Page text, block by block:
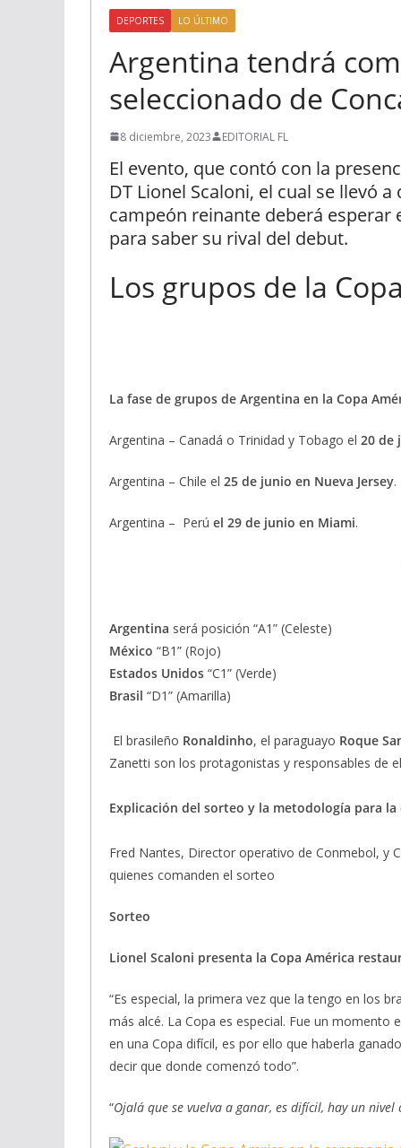
DEPORTES LO ÚLTIMO
Argentina tendrá
seleccionado de
8 diciembre, 2023 EDITORIAL FL
El evento, que contó con la
DT Lionel Scaloni, el cual se llevó
campeón reinante deberá esperar
para saber su rival del debut.
Los grupos de la
La fase de grupos de Argentina en la Copa
Argentina – Canadá o Trinidad y Tobago el 20 de
Argentina – Chile el 25 de junio en Nueva Jersey.
Argentina – Perú el 29 de junio en Miami.
Argentina será posición “A1” (Celeste)
México “B1” (Rojo)
Estados Unidos “C1” (Verde)
Brasil “D1” (Amarilla)
El brasileño Ronaldinho, el paraguayo Roque
Zanetti son los protagonistas y responsables de
Explicación del sorteo y la metodología para la
Fred Nantes, Director operativo de Conmebol, y
quienes comanden el sorteo
Sorteo
Lionel Scaloni presenta la Copa América
“Es especial, la primera vez que la tengo en los
más alcé. La Copa es especial. Fue un momento
en una Copa difícil, es por ello que haberla
decir que donde comenzó todo”.
“Ojalá que se vuelva a ganar, es difícil, hay un